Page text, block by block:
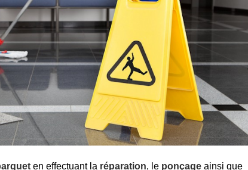
en effectuant la réparation, le ponçage ainsi que